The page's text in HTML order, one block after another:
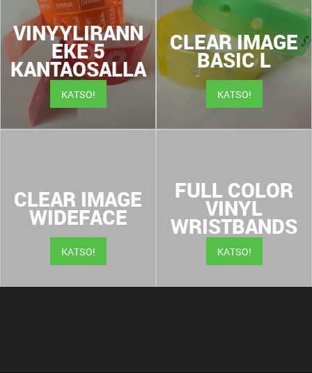
VINYYLIRANN
EKE 5
KANTAOSALLA
KATSO!
CLEAR IMAGE
BASIC L
KATSO!
CLEAR IMAGE
WIDEFACE
KATSO!
FULL COLOR
VINYL
WRISTBANDS
KATSO!